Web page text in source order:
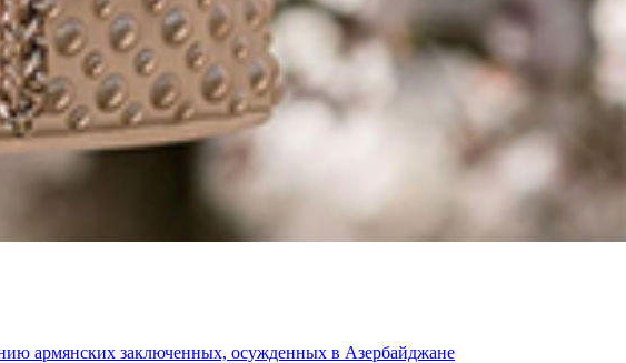
армянских заключенных, осужденных в Азербайджане